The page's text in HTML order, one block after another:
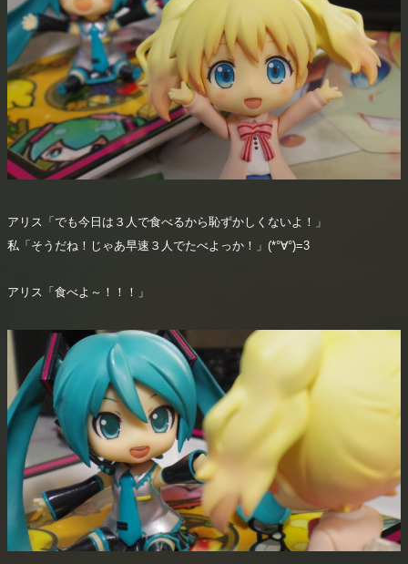
アリス「でも今日は３人で食べるから恥ずかしくないよ！」
私「そうだね！じゃあ早速３人でたべよっか！」(*°∀°)=3
アリス「食べよ～！！！」